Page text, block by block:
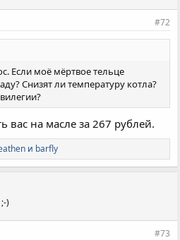
#72
Если моё мёртвое тельце
Снизят ли температуру котла?
вас на масле за 267 рублей.
и barfly
)
#73